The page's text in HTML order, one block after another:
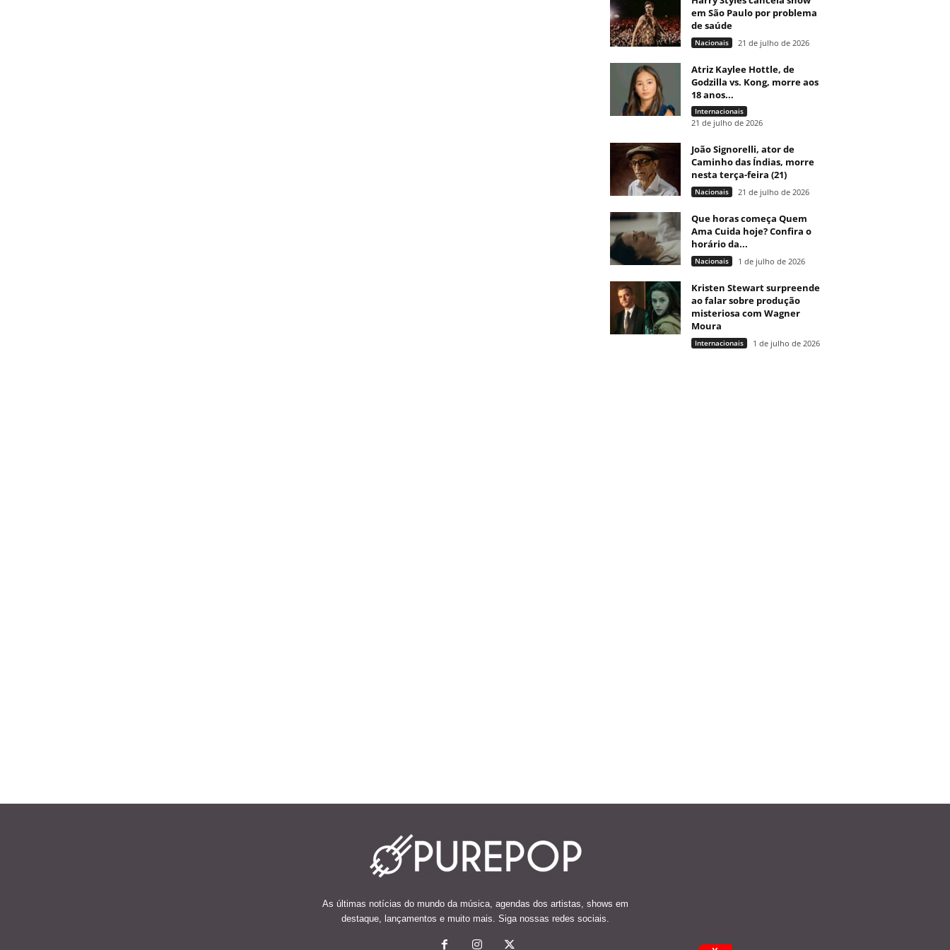
em São Paulo por problema
de saúde
Nacionais 21 de julho de 2026
Atriz Kaylee Hottle, de
Godzilla vs. Kong, morre aos
18 anos...
Internacionais
21 de julho de 2026
João Signorelli, ator de
Caminho das Índias, morre
nesta terça-feira (21)
Nacionais 21 de julho de 2026
Que horas começa Quem
Ama Cuida hoje? Confira o
horário da...
Nacionais 1 de julho de 2026
Kristen Stewart surpreende
ao falar sobre produção
misteriosa com Wagner
Moura
Internacionais 1 de julho de 2026
As últimas notícias do mundo da música, agendas dos artistas, shows em
destaque, lançamentos e muito mais. Siga nossas redes sociais.